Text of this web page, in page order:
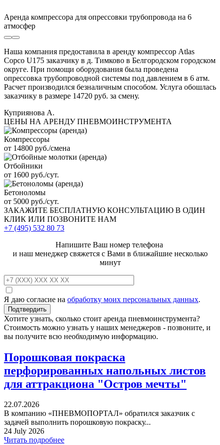
Аренда компрессора для опрессовки трубопровода на 6
атмосфер
Наша компания предоставила в аренду компрессор Atlas
Copco U175 заказчику в д. Тимково в Белгородском городском
округе. При помощи оборудования была проведена
опрессовка трубопроводной системы под давлением в 6 атм.
Расчет производился безналичным способом. Услуга обошлась
заказчику в размере 14720 руб. за смену.
Куприянова А.
ЦЕНЫ НА АРЕНДУ ПНЕВМОИНСТРУМЕНТА
Компрессоры
от 14800 руб./смена
Отбойники
от 1600 руб./сут.
Бетоноломы
от 5000 руб./сут.
ЗАКАЖИТЕ БЕСПЛАТНУЮ КОНСУЛЬТАЦИЮ В ОДИН
КЛИК ИЛИ ПОЗВОНИТЕ НАМ
+7 (495) 532 80 73
Напишите Ваш номер телефона
и наш менеджер свяжется с Вами в ближайшие несколько
минут
Я даю согласие на обработку моих персональных данных.
Хотите узнать, сколько стоит аренда пневмоинструмента?
Стоимость можно узнать у наших менеджеров - позвоните, и
вы получите всю необходимую информацию.
Порошковая покраска
перфорированных напольных листов
для аттракциона "Остров мечты"
22.07.2026
В компанию «ПНЕВМОПОРТАЛ» обратился заказчик с
задачей выполнить порошковую покраску...
24 July 2026
Читать подробнее